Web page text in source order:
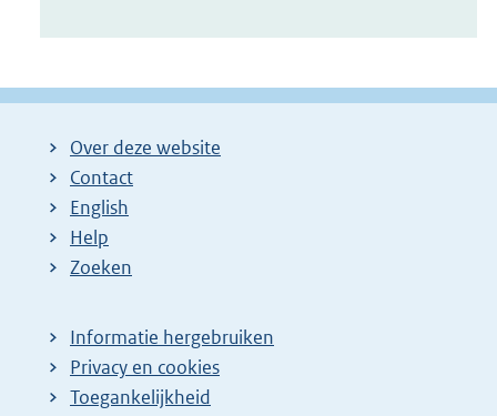
Over deze website
Contact
English
Help
Zoeken
Informatie hergebruiken
Privacy en cookies
Toegankelijkheid